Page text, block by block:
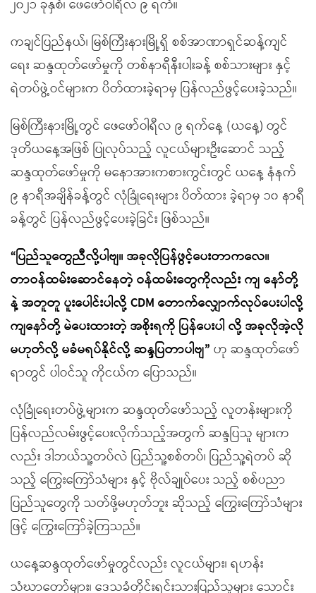
၂၀၂၁ ခုနှစ်၊ ဖေဖော်ဝါရီလ ၉ ရက်။
ကချင်ပြည်နယ်၊ မြစ်ကြီးနားမြို့ရှိ စစ်အာဏာရှင်ဆန့်ကျင်
ရေး ဆန္ဒထုတ်ဖော်မှုကို တစ်နာရီနီးပါးခန့် စစ်သားများ နှင့်
ရဲတပ်ဖွဲ့ဝင်များက ပိတ်ထားခဲ့ရာမှ ပြန်လည်ဖွင့်ပေးခဲ့သည်။
မြစ်ကြီးနားမြို့တွင် ဖေဖော်ဝါရီလ ၉ ရက်နေ့ (ယနေ့) တွင်
ဒုတိယနေ့အဖြစ် ပြုလုပ်သည့် လူငယ်များဦးဆောင် သည့်
ဆန္ဒထုတ်ဖော်မှုကို မနောအားကစားကွင်းတွင် ယနေ့ နံနက်
၉ နာရီအချိန်ခန့်တွင် လုံခြုံရေးများ ပိတ်ထား ခဲ့ရာမှ ၁၀ နာရီ
ခန့်တွင် ပြန်လည်ဖွင့်ပေးခဲ့ခြင်း ဖြစ်သည်။
“ပြည်သူတွေညီလို့ပါဗျ။ အခုလိုပြန်ဖွင့်ပေးတာကလေ။
တာဝန်ထမ်းဆောင်နေတဲ့ ဝန်ထမ်းတွေကိုလည်း ကျ နော်တို့
နဲ့ အတူတူ ပူးပေါင်းပါလို့ CDM တောက်လျှောက်လုပ်ပေးပါလို့
ကျနော်တို့ မဲပေးထားတဲ့ အစိုးရကို ပြန်ပေးပါ လို့ အခုလိုအဲ့လို
မဟုတ်လို့ မခံမရပ်နိုင်လို့ ဆန္ဒပြတာပါဗျ” ဟု ဆန္ဒထုတ်ဖော်
ရာတွင် ပါဝင်သူ ကိုငယ်က ပြောသည်။
လုံခြုံရေးတပ်ဖွဲ့များက ဆန္ဒထုတ်ဖော်သည့် လူတန်းများကို
ပြန်လည်လမ်းဖွင့်ပေးလိုက်သည့်အတွက် ဆန္ဒပြသူ များက
လည်း ဒါဘယ်သူ့တပ်လဲ ပြည်သူ့စစ်တပ်၊ ပြည်သူ့ရဲတပ် ဆို
သည့် ကြွေးကြော်သံများ နှင့် ဗိုလ်ချုပ်ပေး သည့် စစ်ပညာ
ပြည်သူတွေကို သတ်ဖို့မဟုတ်ဘူး ဆိုသည့် ကြွေးကြော်သံများ
ဖြင့် ကြွေးကြော်ခဲ့ကြသည်။
ယနေ့ဆန္ဒထုတ်ဖော်မှုတွင်လည်း လူငယ်များ၊ ရဟန်း
သံဃာတော်များ၊ ဒေသခံတိုင်းရင်းသားပြည်သူများ သောင်း